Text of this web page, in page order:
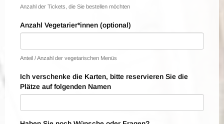
Anzahl der Tickets, die Sie bestellen möchten
Anzahl Vegetarier*innen (optional)
Anteil / Anzahl der vegetarischen Menüs
Ich verschenke die Karten, bitte reservieren Sie die
Plätze auf folgenden Namen